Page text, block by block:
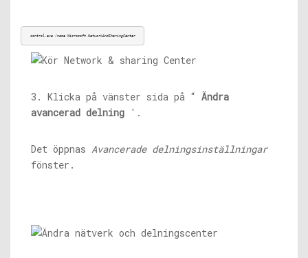
control.exe /name Microsoft.NetworkAndSharingCenter
3. Klicka på vänster sida på “ Ändra
avancerad delning '.
Det öppnas Avancerade delningsinställningar
fönster.